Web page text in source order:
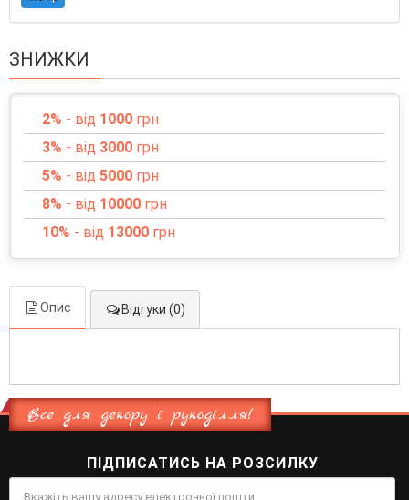
ЗНИЖКИ
2% - від 1000 грн
3% - від 3000 грн
5% - від 5000 грн
8% - від 10000 грн
10% - від 13000 грн
Опис Відгуки (0)
Все для декору і рукоділля!
ПІДПИСАТИСЬ НА РОЗСИЛКУ